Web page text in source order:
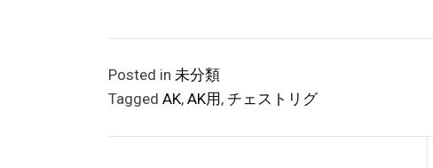
Posted in 未分類
Tagged AK, AK用 , チェストリグ